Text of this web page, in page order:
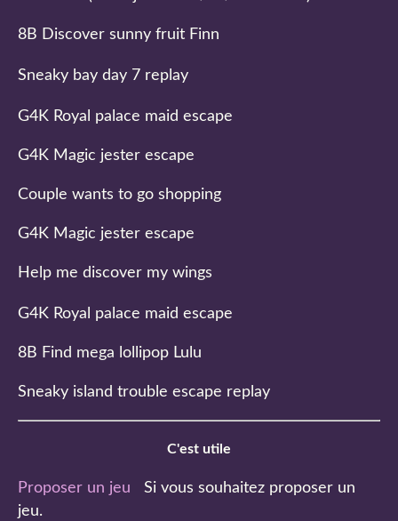
8B Discover sunny fruit Finn
Sneaky bay day 7 replay
G4K Royal palace maid escape
G4K Magic jester escape
Couple wants to go shopping
G4K Magic jester escape
Help me discover my wings
G4K Royal palace maid escape
8B Find mega lollipop Lulu
Sneaky island trouble escape replay
C'est utile
Proposer un jeu Si vous souhaitez proposer un
jeu.